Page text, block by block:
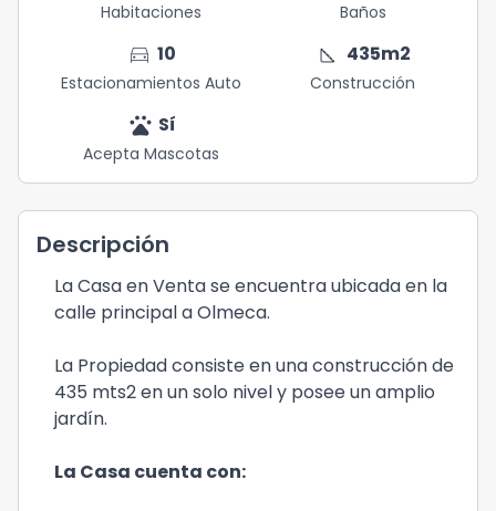
Habitaciones Baños
directions_car 10
Estacionamientos Auto
square_foot 435m2
Construcción
pets Sí
Acepta Mascotas
Descripción
La Casa en Venta se encuentra ubicada en la
calle principal a Olmeca.
La Propiedad consiste en una construcción de
435 mts2 en un solo nivel y posee un amplio
jardín.
La Casa cuenta con: